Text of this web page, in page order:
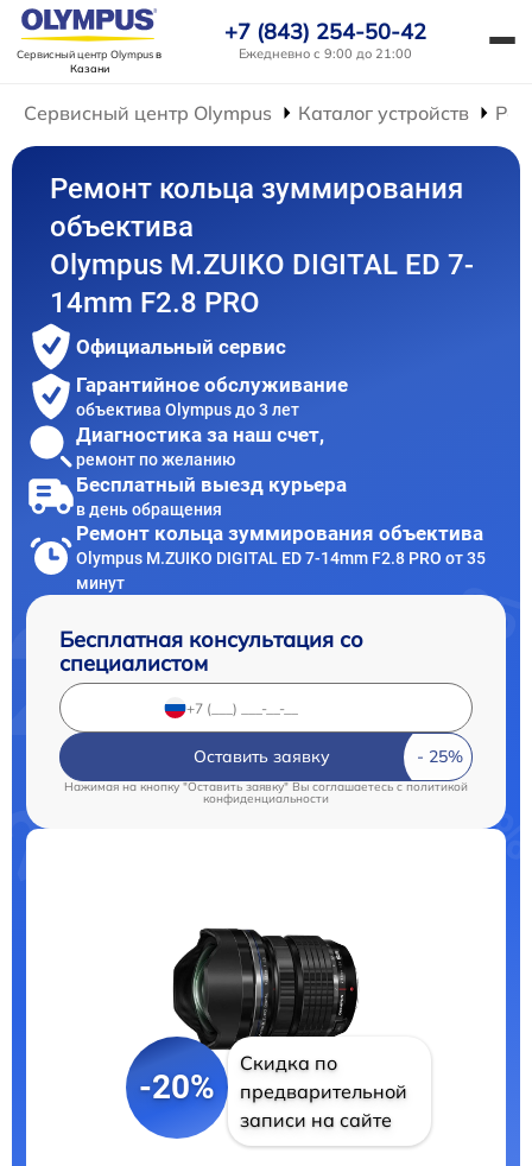
Сервисный центр Olympusв
Казани
+7 (843) 254-50-42
Ежедневно с 9:00 до 21:00
Сервисный центр Olympus Каталог устройств
Ремонт кольца зуммирования
объектива
Olympus M.ZUIKO DIGITAL ED 7-
14mm F2.8 PRO
Официальный сервис
Гарантийное обслуживание
объектива Olympus до 3 лет
Диагностика за наш счет,
ремонт по желанию
Бесплатный выезд курьера
в день обращения
Ремонт кольца зуммирования объектива
Olympus M.ZUIKO DIGITAL ED 7-14mm F2.8 PRO от 35
минут
Бесплатная консультация со
специалистом
Оставить заявку
Нажимая на кнопку "Оставить заявку" Вы соглашаетесь c политикой
конфиденциальности
-20%
Скидка по
предварительной
записи на сайте